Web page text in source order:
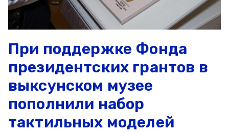
При поддержке Фонда
президентских грантов в
выксунском музее
пополнили набор
тактильных моделей